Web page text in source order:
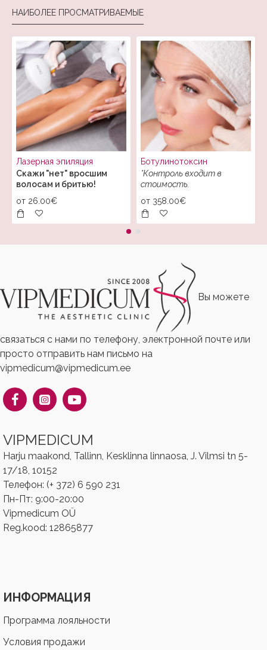
НАИБОЛЕЕ ПРОСМАТРИВАЕМЫЕ
Лазерная эпиляция
Скажи "нет" вросшим
волосам и бритью!
от 26.00€
Ботулинотоксин
*Контроль входит в
стоимость.
от 358.00€
Вы можете
связаться с нами по телефону, электронной почте или
просто отправить нам письмо на
vipmedicum@vipmedicum.ee
VIPMEDICUM
Harju maakond, Tallinn, Kesklinna linnaosa, J. Vilmsi tn 5-
17/18, 10152
Телефон: (+ 372) 6 590 231
Пн-Пт: 9:00-20:00
Vipmedicum OÜ
Reg.kood: ‎‎12865877
ИНФОРМАЦИЯ
Программа лояльности
Условия продажи